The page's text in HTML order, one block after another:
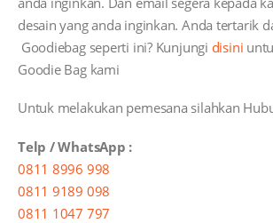
desain yang anda inginkan. Anda tertarik
Goodiebag seperti ini? Kunjungi disini
Goodie Bag kami
Untuk melakukan pemesana silahkan
Telp / WhatsApp :
0811 8996 998
0811 9189 098
0811 1047 797